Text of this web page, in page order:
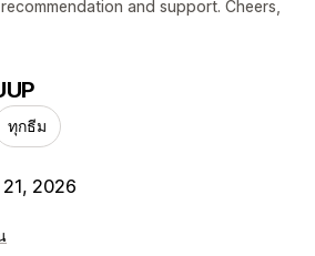
and support. Cheers,
ทุกธีม
2026